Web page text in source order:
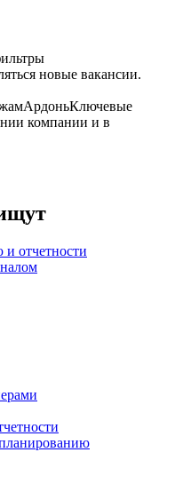
новые вакансии.
АрдоньКлючевые
компании и в
отчетности